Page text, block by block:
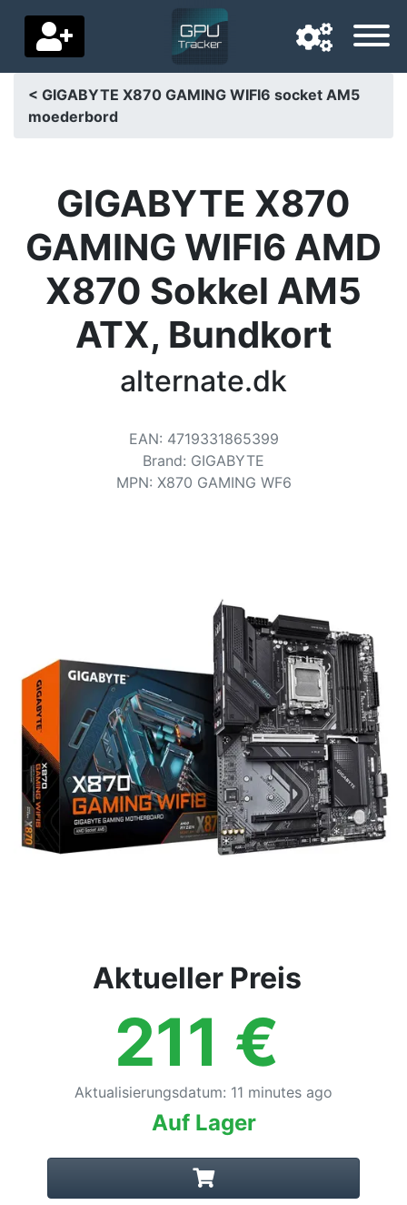
Navigationssprache
Startseite
Preis sinkt
Einstellungen
Unterstütze uns
Kontaktiere uns
< GIGABYTE X870 GAMING WIFI6 socket AM5
moederbord
GIGABYTE X870
GAMING WIFI6 AMD
X870 Sokkel AM5
ATX, Bundkort
alternate.dk
EAN: 4719331865399
Brand: GIGABYTE
MPN: X870 GAMING WF6
Aktueller Preis
211 €
Aktualisierungsdatum: 11 minutes ago
Auf Lager